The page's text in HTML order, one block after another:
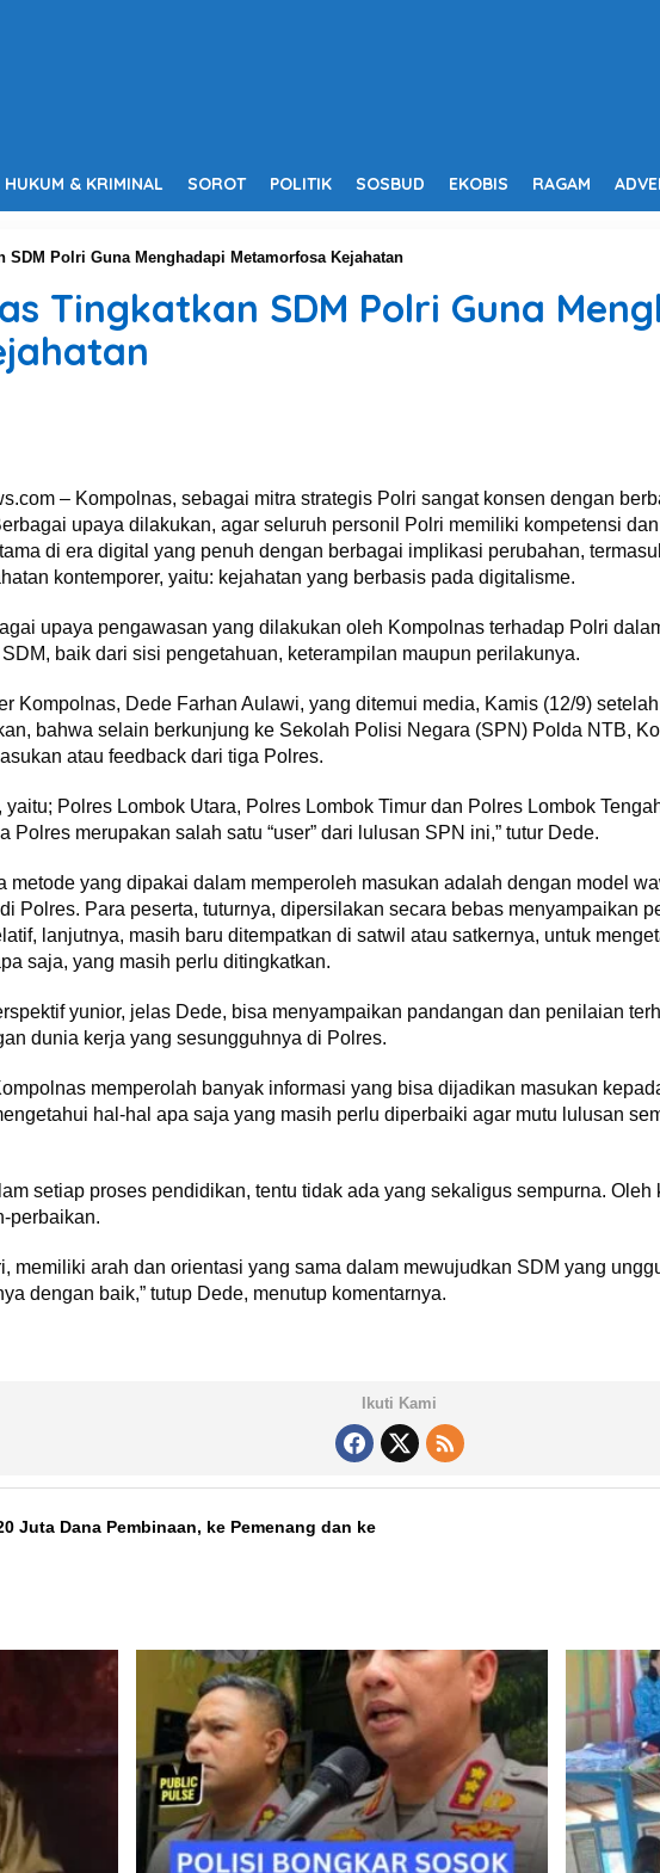
HUKUM & KRIMINAL SOROT POLITIK SOSBUD EKOBIS RAGAM
SDM Polri Guna Menghadapi Metamorfosa Kejahatan
Tingkatkan SDM Polri Guna
– Kompolnas, sebagai mitra strategis Polri sangat konsen dengan
upaya dilakukan, agar seluruh personil Polri memiliki kompetensi
di era digital yang penuh dengan berbagai implikasi perubahan,
kontemporer, yaitu: kejahatan yang berbasis pada digitalisme.
upaya pengawasan yang dilakukan oleh Kompolnas terhadap Polri
baik dari sisi pengetahuan, keterampilan maupun perilakunya.
Kompolnas, Dede Farhan Aulawi, yang ditemui media, Kamis (12/9)
bahwa selain berkunjung ke Sekolah Polisi Negara (SPN) Polda NTB,
atau feedback dari tiga Polres.
yaitu; Polres Lombok Utara, Polres Lombok Timur dan Polres Lombok
Polres merupakan salah satu “user” dari lulusan SPN ini,” tutur Dede.
metode yang dipakai dalam memperoleh masukan adalah dengan model
Polres. Para peserta, tuturnya, dipersilakan secara bebas menyampaikan
lanjutnya, masih baru ditempatkan di satwil atau satkernya, untuk
saja, yang masih perlu ditingkatkan.
yunior, jelas Dede, bisa menyampaikan pandangan dan penilaian
dunia kerja yang sesungguhnya di Polres.
memperolah banyak informasi yang bisa dijadikan masukan
hal-hal apa saja yang masih perlu diperbaiki agar mutu lulusan
setiap proses pendidikan, tentu tidak ada yang sekaligus sempurna.
perbaikan.
memiliki arah dan orientasi yang sama dalam mewujudkan SDM yang
dengan baik,” tutup Dede, menutup komentarnya.
Ikuti Kami
Juta Dana Pembinaan, ke Pemenang dan ke